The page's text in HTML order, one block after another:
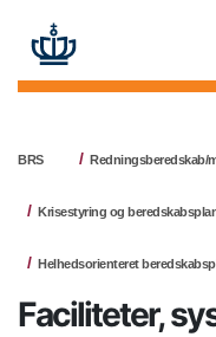
BRS Redningsberedskab/
Krisestyring og
Helhedsorienteret
Faciliteter,